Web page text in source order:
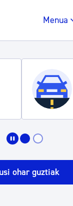
Menua
egitaraua
ohar guztiak